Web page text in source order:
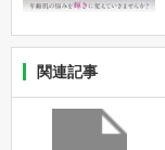
関連記事